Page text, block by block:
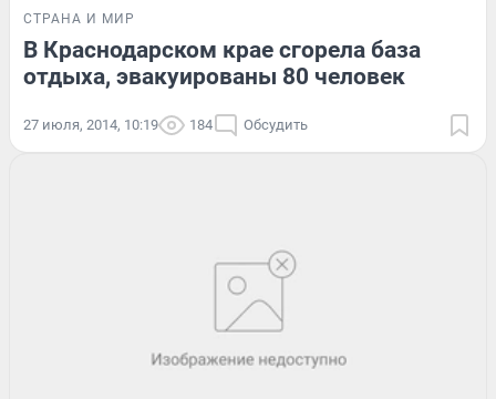
СТРАНА И МИР
В Краснодарском крае сгорела база
отдыха, эвакуированы 80 человек
27 июля, 2014, 10:19 184 Обсудить